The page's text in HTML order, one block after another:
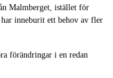
Malmberget, istället för
inneburit ett behov av fler
förändringar i en redan